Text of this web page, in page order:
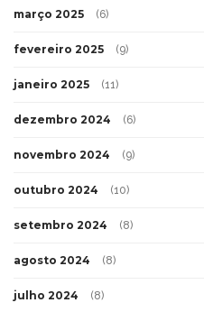
março 2025 (6)
fevereiro 2025 (9)
janeiro 2025 (11)
dezembro 2024 (6)
novembro 2024 (9)
outubro 2024 (10)
setembro 2024 (8)
agosto 2024 (8)
julho 2024 (8)